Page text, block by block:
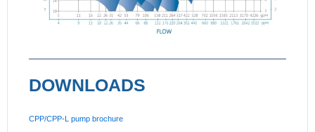
DOWNLOADS
CPP/CPP-L pump brochure